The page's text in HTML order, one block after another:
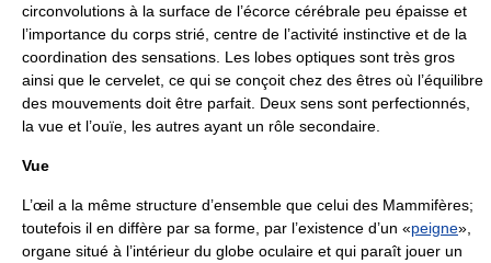
circonvolutions à la surface de l’écorce cérébrale peu épaisse et
l’importance du corps strié, centre de l’activité instinctive et de la
coordination des sensations. Les lobes optiques sont très gros
ainsi que le cervelet, ce qui se conçoit chez des êtres où l’équilibre
des mouvements doit être parfait. Deux sens sont perfectionnés,
la vue et l’ouïe, les autres ayant un rôle secondaire.
Vue
L’œil a la même structure d’ensemble que celui des Mammifères;
toutefois il en diffère par sa forme, par l’existence d’un «peigne»,
organe situé à l’intérieur du globe oculaire et qui paraît jouer un